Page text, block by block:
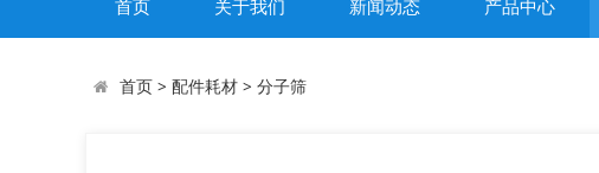
首页 关于我们 新闻动态 产品中心
首页> 配件耗材> 分子筛